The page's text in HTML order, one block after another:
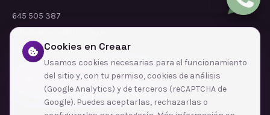
645 505 387
info@dependalium.com
Mataró (Barcelona)
Déjanos tu reseña en Google
Cookies en Creaar
Usamos cookies necesarias para el funcionamiento
del sitio y, con tu permiso, cookies de análisis
(Google Analytics) y de terceros (reCAPTCHA de
Google). Puedes aceptarlas, rechazarlas o